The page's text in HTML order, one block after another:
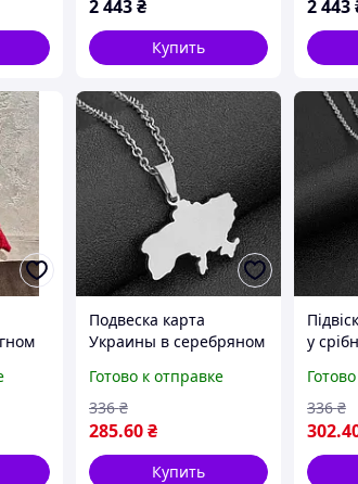
2 443 ₴
Купить
2 443
Подвеска карта
Украины в серебряном
сплава. Ювелирная
бижутерия
Готово к отправке
285.60 ₴
336 ₴
Купить
у
302
336 ₴